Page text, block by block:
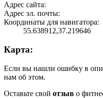
Адрес сайта:
Адрес эл. почты:
Координаты для навигатора:
55.638912,37.219646
Карта:
Если вы нашли ошибку в
нам об этом.
Оставьте свой отзыв о